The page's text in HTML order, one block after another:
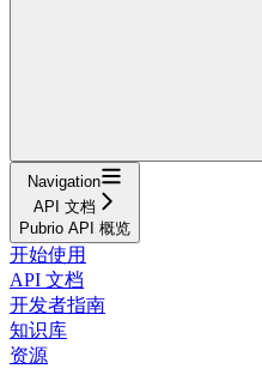
Navigation
API 文档
Pubrio API 概览
开始使用
API 文档
开发者指南
知识库
资源